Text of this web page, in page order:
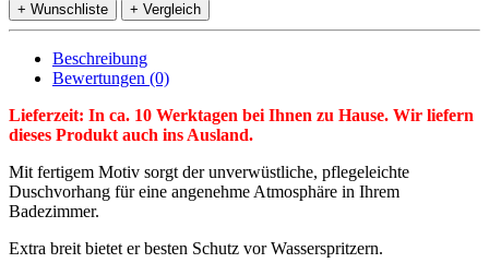
+ Wunschliste
+ Vergleich
Beschreibung
Bewertungen (0)
Lieferzeit: In ca. 10 Werktagen bei Ihnen zu Hause. Wir liefern
dieses Produkt auch ins Ausland.
Mit fertigem Motiv sorgt der unverwüstliche, pflegeleichte
Duschvorhang für eine angenehme Atmosphäre in Ihrem
Badezimmer.
Extra breit bietet er besten Schutz vor Wasserspritzern.